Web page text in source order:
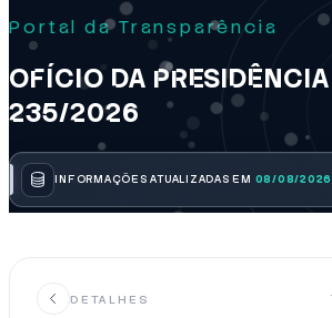
Portal da Transparência
OFÍCIO DA
235/2026
INFORMAÇÕES ATUALIZADAS EM 08/08/2026
DETALHES